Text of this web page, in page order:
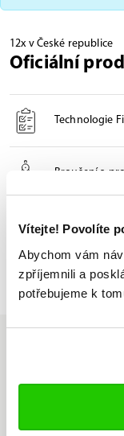
Vítejte! Povolíte
Abychom vám
zpříjemnili a
potřebujeme k
12x v České republice
Oficiální
Technologie
Broušení a
Odborné
Jsme jediný